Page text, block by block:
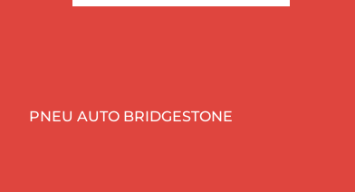
PNEU AUTO BRIDGESTONE